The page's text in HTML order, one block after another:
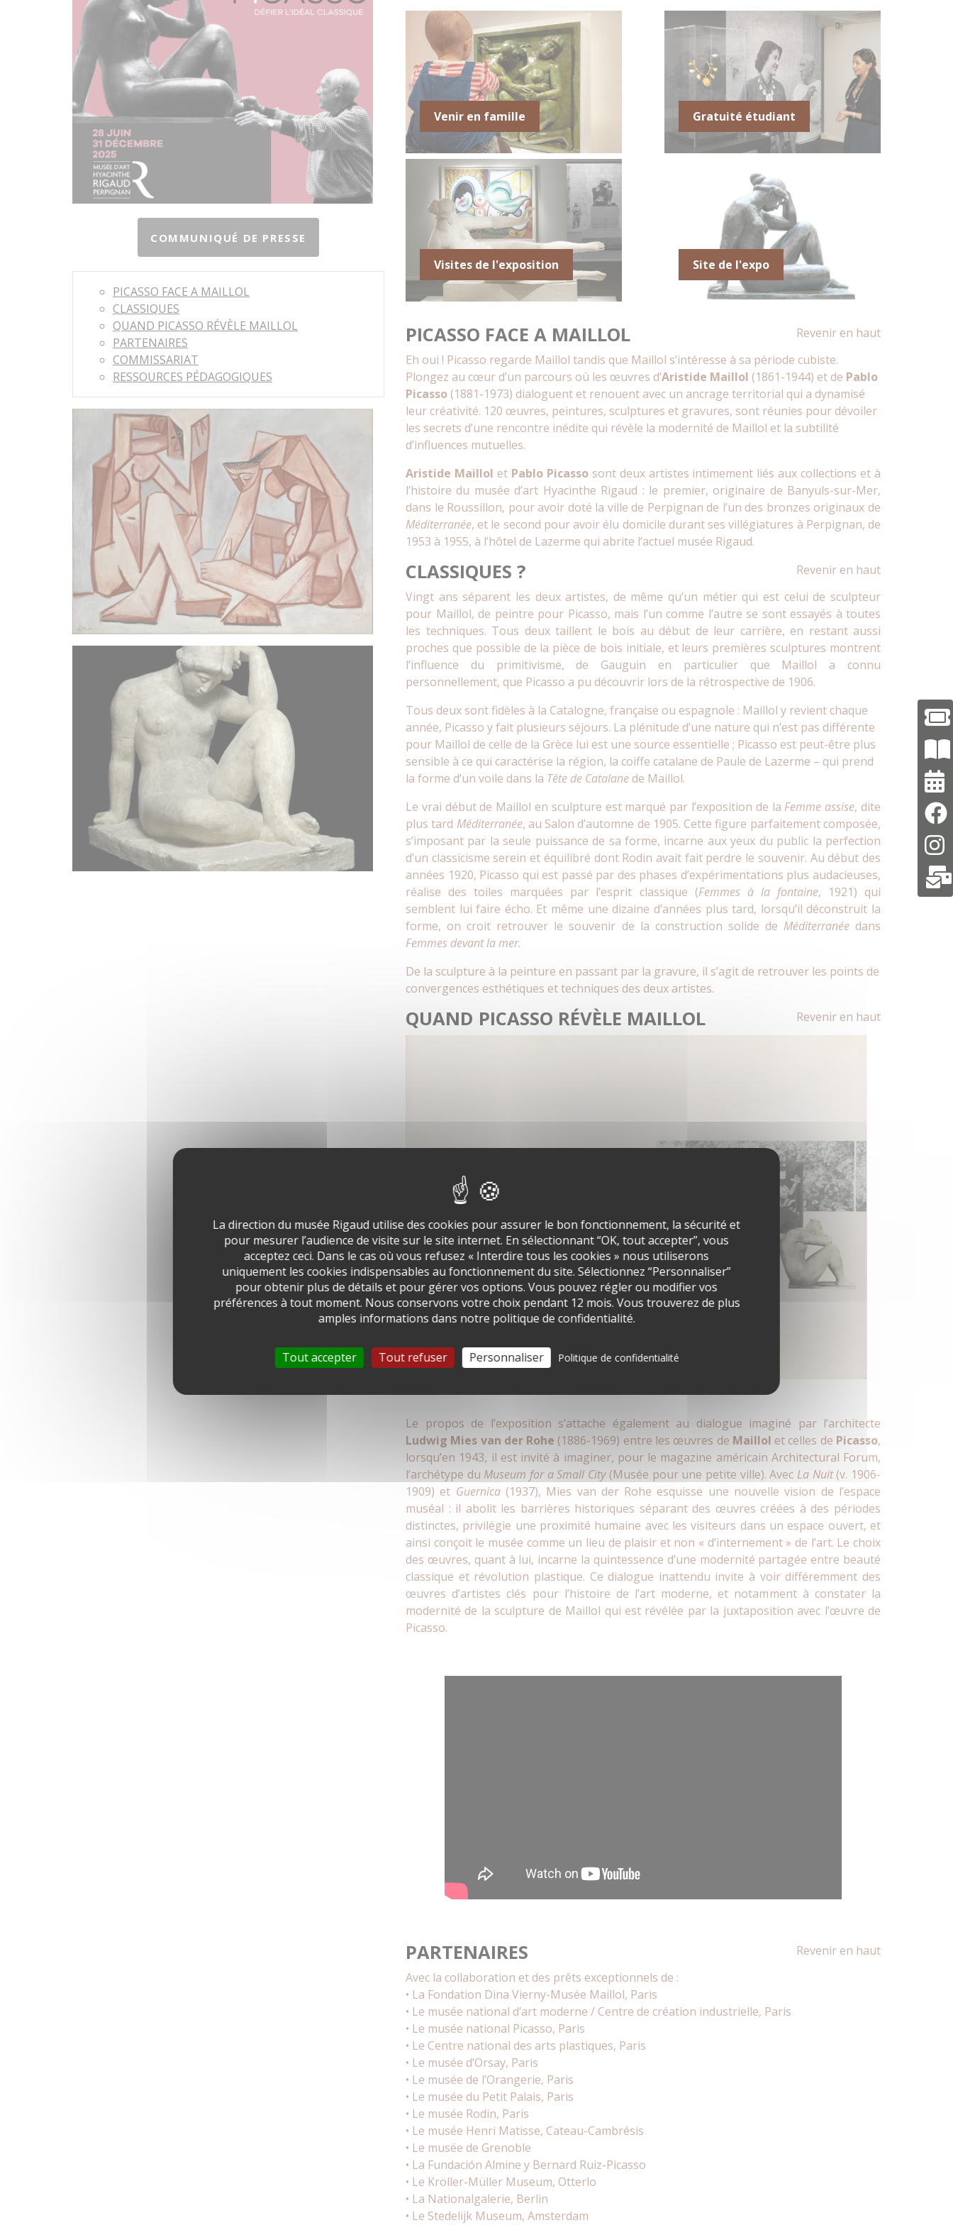
COMMUNIQUÉ DE PRESSE
PICASSO FACE A MAILLOL
CLASSIQUES
QUAND PICASSO RÉVÈLE MAILLOL
PARTENAIRES
COMMISSARIAT
RESSOURCES PÉDAGOGIQUES
Venir en famille Gratuité étudiant
Visites de l'exposition Site de l'expo
Revenir en haut
PICASSO FACE A MAILLOL
Eh oui ! Picasso regarde Maillol tandis que Maillol s’intéresse à sa période cubiste.
Plongez au cœur d’un parcours où les œuvres d’Aristide Maillol (1861-1944) et de Pablo
Picasso (1881-1973) dialoguent et renouent avec un ancrage territorial qui a dynamisé
leur créativité. 120 œuvres, peintures, sculptures et gravures, sont réunies pour dévoiler
les secrets d’une rencontre inédite qui révèle la modernité de Maillol et la subtilité
d’influences mutuelles.
Aristide Maillol et Pablo Picassosont deux artistes intimement liés aux collections et à
l’histoire du musée d’art Hyacinthe Rigaud : le premier, originaire de Banyuls-sur-Mer,
dans le Roussillon, pour avoir doté la ville de Perpignan de l’un des bronzes originaux de
Méditerranée, et le second pour avoir élu domicile durant ses villégiatures à Perpignan, de
1953 à 1955, à l’hôtel de Lazerme qui abrite l’actuel musée Rigaud.
Revenir en haut
CLASSIQUES ?
Vingt ans séparent les deux artistes, de même qu’un métier qui est celui de sculpteur
pour Maillol, de peintre pour Picasso, mais l’un comme l’autre se sont essayés à toutes
les techniques. Tous deux taillent le bois au début de leur carrière, en restant aussi
proches que possible de la pièce de bois initiale, et leurs premières sculptures montrent
l’influence du primitivisme, de Gauguin en particulier que Maillol a connu
personnellement, que Picasso a pu découvrir lors de la rétrospective de 1906.
Tous deux sont fidèles à la Catalogne, française ou espagnole : Maillol y revient chaque
année, Picasso y fait plusieurs séjours. La plénitude d’une nature qui n’est pas différente
pour Maillol de celle de la Grèce lui est une source essentielle ; Picasso est peut-être plus
sensible à ce qui caractérise la région, la coiffe catalane de Paule de Lazerme – qui prend
la forme d’un voile dans la Tête de Catalane de Maillol.
Le vrai début de Maillol en sculpture est marqué par l’exposition de la Femme assise, dite
plus tard Méditerranée, au Salon d’automne de 1905. Cette figure parfaitement composée,
s’imposant par la seule puissance de sa forme, incarne aux yeux du public la perfection
d’un classicisme serein et équilibré dont Rodin avait fait perdre le souvenir. Au début des
années 1920, Picasso qui est passé par des phases d’expérimentations plus audacieuses,
réalise des toiles marquées par l’esprit classique (Femmes à la fontaine, 1921) qui
semblent lui faire écho. Et même une dizaine d’années plus tard, lorsqu’il déconstruit la
forme, on croit retrouver le souvenir de la construction solide de Méditerranéedans
Femmes devant la mer.
De la sculpture à la peinture en passant par la gravure, il s’agit de retrouver les points de
convergences esthétiques et techniques des deux artistes.
Revenir en haut
QUAND PICASSO RÉVÈLE MAILLOL
Le propos de l’exposition s’attache également au dialogue imaginé par l’architecte
Ludwig Mies van der Rohe (1886-1969) entre les œuvres de Maillol et celles de Picasso,
lorsqu’en 1943, il est invité à imaginer, pour le magazine américain Architectural Forum,
l’archétype du Museum for a Small City(Musée pour une petite ville). Avec La Nuit(v. 1906-
1909) et Guernica(1937), Mies van der Rohe esquisse une nouvelle vision de l’espace
muséal : il abolit les barrières historiques séparant des œuvres créées à des périodes
distinctes, privilégie une proximité humaine avec les visiteurs dans un espace ouvert, et
ainsi conçoit le musée comme un lieu de plaisir et non « d’internement » de l’art. Le choix
des œuvres, quant à lui, incarne la quintessence d’une modernité partagée entre beauté
classique et révolution plastique. Ce dialogue inattendu invite à voir différemment des
œuvres d’artistes clés pour l’histoire de l’art moderne, et notamment à constater la
modernité de la sculpture de Maillol qui est révélée par la juxtaposition avec l’œuvre de
Picasso.
Revenir en haut
PARTENAIRES
Avec la collaboration et des prêts exceptionnels de :
• La Fondation Dina Vierny-Musée Maillol, Paris
• Le musée national d’art moderne / Centre de création industrielle, Paris
• Le musée national Picasso, Paris
• Le Centre national des arts plastiques, Paris
• Le musée d’Orsay, Paris
• Le musée de l’Orangerie, Paris
• Le musée du Petit Palais, Paris
• Le musée Rodin, Paris
• Le musée Henri Matisse, Cateau-Cambrésis
• Le musée de Grenoble
• La Fundación Almine y Bernard Ruiz-Picasso
• Le Kröller-Müller Museum, Otterlo
• La Nationalgalerie, Berlin
• Le Stedelijk Museum, Amsterdam
La direction du musée Rigaud utilise des cookies pour assurer le bon fonctionnement, la sécurité et
pour mesurer l’audience de visite sur le site internet. En sélectionnant “OK, tout accepter”, vous
acceptez ceci. Dans le cas où vous refusez « Interdire tous les cookies » nous utiliserons
uniquement les cookies indispensables au fonctionnement du site. Sélectionnez “Personnaliser”
pour obtenir plus de détails et pour gérer vos options. Vous pouvez régler ou modifier vos
préférences à tout moment. Nous conservons votre choix pendant 12 mois. Vous trouverez de plus
amples informations dans notre politique de confidentialité.
Tout accepter Tout refuser Personnaliser Politique de confidentialité